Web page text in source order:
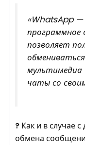
«WhatsApp —
программное
позволяет
мультимедиа
чаты со
? Как и в случае
обмена